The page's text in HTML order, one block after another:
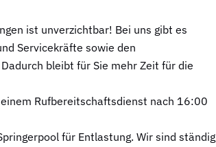
ist unverzichtbar! Bei uns gibt es
Servicekräfte sowie den
bleibt für Sie mehr Zeit für die
Rufbereitschaftsdienst nach 16:00
für Entlastung. Wir sind ständig